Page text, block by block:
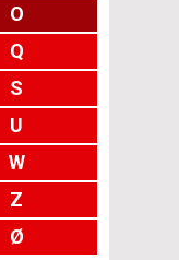
O
Q
S
U
W
Z
Ø